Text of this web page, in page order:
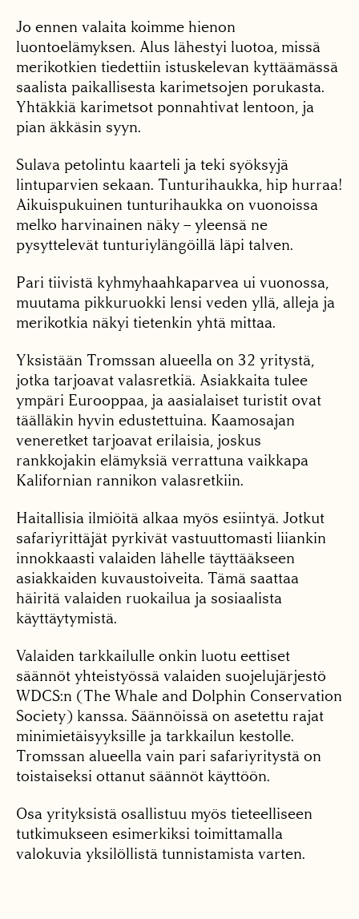
Jo ennen valaita koimme hienon
luontoelämyksen. Alus lähestyi luotoa, missä
merikotkien tiedettiin istuskelevan kyttäämässä
saalista paikallisesta karimetsojen porukasta.
Yhtäkkiä karimetsot ponnahtivat lentoon, ja
pian äkkäsin syyn.
Sulava petolintu kaarteli ja teki syöksyjä
lintuparvien sekaan. Tunturihaukka, hip hurraa!
Aikuispukuinen tunturihaukka on vuonoissa
melko harvinainen näky – yleensä ne
pysyttelevät tunturiylängöillä läpi talven.
Pari tiivistä kyhmyhaahkaparvea ui vuonossa,
muutama pikkuruokki lensi veden yllä, alleja ja
merikotkia näkyi tietenkin yhtä mittaa.
Yksistään Tromssan alueella on 32 yritystä,
jotka tarjoavat valasretkiä. Asiakkaita tulee
ympäri Eurooppaa, ja aasialaiset turistit ovat
täälläkin hyvin edustettuina. Kaamosajan
veneretket tarjoavat erilaisia, joskus
rankkojakin elämyksiä verrattuna vaikkapa
Kalifornian rannikon valasretkiin.
Haitallisia ilmiöitä alkaa myös esiintyä. Jotkut
safariyrittäjät pyrkivät vastuuttomasti liiankin
innokkaasti valaiden lähelle täyttääkseen
asiakkaiden kuvaustoiveita. Tämä saattaa
häiritä valaiden ruokailua ja sosiaalista
käyttäytymistä.
Valaiden tarkkailulle onkin luotu eettiset
säännöt yhteistyössä valaiden suojelujärjestö
WDCS:n (The Whale and Dolphin Conservation
Society) kanssa. Säännöissä on asetettu rajat
minimietäisyyksille ja tarkkailun kestolle.
Tromssan alueella vain pari safariyritystä on
toistaiseksi ottanut säännöt käyttöön.
Osa yrityksistä osallistuu myös tieteelliseen
tutkimukseen esimerkiksi toimittamalla
valokuvia yksilöllistä tunnistamista varten.